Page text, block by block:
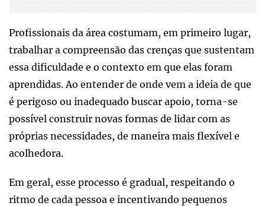
Profissionais da área costumam, em primeiro lugar,
trabalhar a compreensão das crenças que sustentam
essa dificuldade e o contexto em que elas foram
aprendidas. Ao entender de onde vem a ideia de que
é perigoso ou inadequado buscar apoio, torna-se
possível construir novas formas de lidar com as
próprias necessidades, de maneira mais flexível e
acolhedora.
Em geral, esse processo é gradual, respeitando o
ritmo de cada pessoa e incentivando pequenos